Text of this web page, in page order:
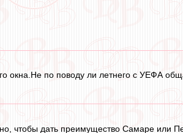
окна.Не по поводу ли летнего с УЕФА
чтобы дать преимущество Самаре или